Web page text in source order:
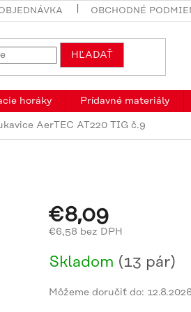
OBCHODNÉ
HĽADAŤ
horáky Prídavné materiály
AerTEC AT220 TIG č.9
€8,09
€6,58 bez DPH
cena:
Skladom (13 pár)
Môžeme doručiť do: 12.8.2026